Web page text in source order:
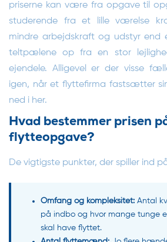
priserne kan være fra opgave til
studerende fra et lille værelse
mindre arbejdskraft og udstyr end
teltpælene op fra en stor
ejendele. Alligevel er der visse
igen, når et flyttefirma fastsætter
ned i her.
Hvad bestemmer prisen
flytteopgave?
De vigtigste punkter, der spiller ind
Omfang og kompleksitet: Antal
på indbo og hvor mange tunge
skal have flyttet.